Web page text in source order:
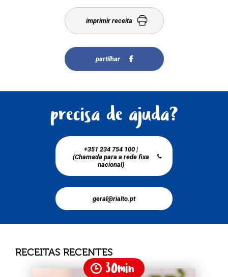
imprimir receita
partilhar
precisa de ajuda?
+351 234 754 100 |
(Chamada para a rede fixa
nacional)
geral@rialto.pt
RECEITAS RECENTES
30min